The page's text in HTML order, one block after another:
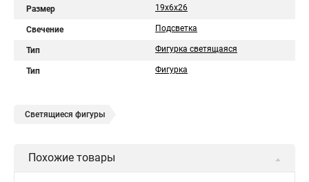
Размер 19х6х26
Свечение Подсветка
Тип Фигурка светящаяся
Тип Фигурка
Светящиеся фигуры
Похожие товары